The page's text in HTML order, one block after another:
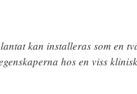
kan installeras som en
hos en viss